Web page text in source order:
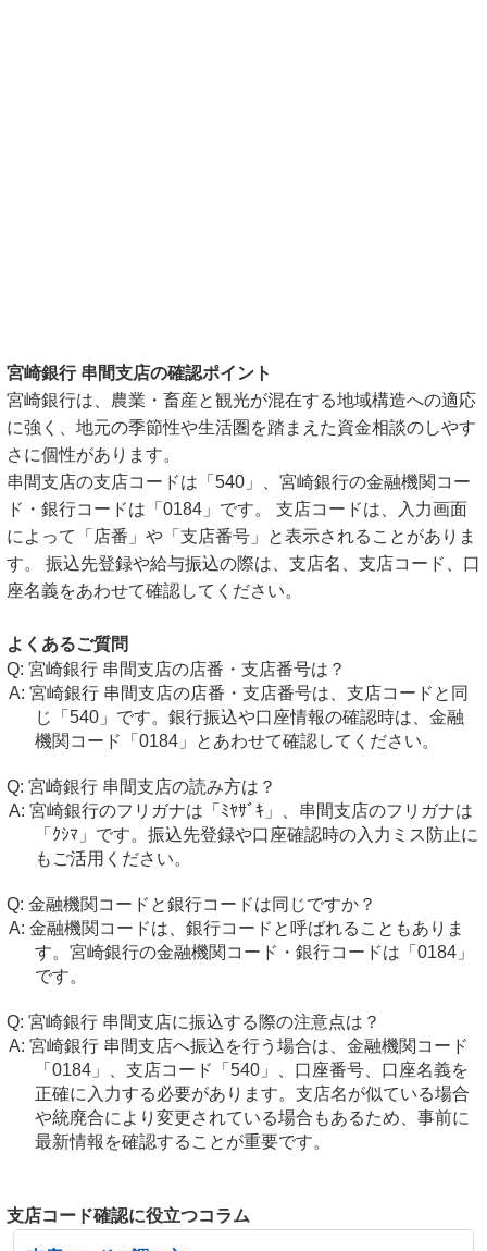
宮崎銀行 串間支店の確認ポイント
宮崎銀行は、農業・畜産と観光が混在する地域構造への適応
に強く、地元の季節性や生活圏を踏まえた資金相談のしやす
さに個性があります。
串間支店の支店コードは「540」、宮崎銀行の金融機関コー
ド・銀行コードは「0184」です。 支店コードは、入力画面
によって「店番」や「支店番号」と表示されることがありま
す。 振込先登録や給与振込の際は、支店名、支店コード、口
座名義をあわせて確認してください。
よくあるご質問
宮崎銀行 串間支店の店番・支店番号は？
宮崎銀行 串間支店の店番・支店番号は、支店コードと同
じ「540」です。銀行振込や口座情報の確認時は、金融
機関コード「0184」とあわせて確認してください。
宮崎銀行 串間支店の読み方は？
宮崎銀行のフリガナは「ﾐﾔｻﾞｷ」、串間支店のフリガナは
「ｸｼﾏ」です。振込先登録や口座確認時の入力ミス防止に
もご活用ください。
金融機関コードと銀行コードは同じですか？
金融機関コードは、銀行コードと呼ばれることもありま
す。宮崎銀行の金融機関コード・銀行コードは「0184」
です。
宮崎銀行 串間支店に振込する際の注意点は？
宮崎銀行 串間支店へ振込を行う場合は、金融機関コード
「0184」、支店コード「540」、口座番号、口座名義を
正確に入力する必要があります。支店名が似ている場合
や統廃合により変更されている場合もあるため、事前に
最新情報を確認することが重要です。
支店コード確認に役立つコラム